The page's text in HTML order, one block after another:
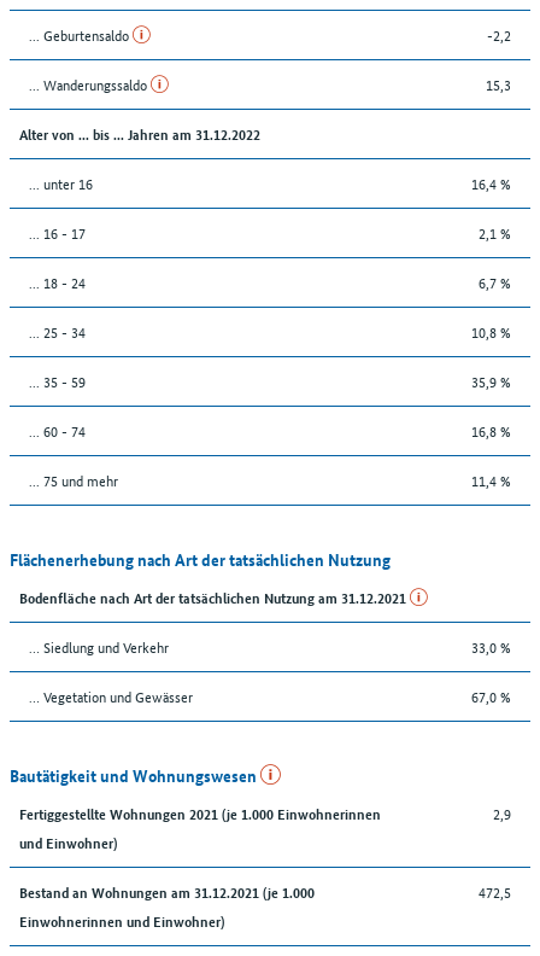
... Geburtensaldo -2,2
... Wanderungssaldo 15,3
Alter von ... bis ... Jahren am 31.12.2022
... unter 16 16,4 %
... 16 - 17 2,1 %
... 18 - 24 6,7 %
... 25 - 34 10,8 %
... 35 - 59 35,9 %
... 60 - 74 16,8 %
... 75 und mehr 11,4 %
Flächenerhebung nach Art der tatsächlichen Nutzung
Bodenfläche nach Art der tatsächlichen Nutzung am 31.12.2021
… Siedlung und Verkehr 33,0 %
… Vegetation und Gewässer 67,0 %
Bautätigkeit und Wohnungswesen
Fertiggestellte Wohnungen 2021 (je 1.000 Einwohnerinnen
und Einwohner)
2,9
Bestand an Wohnungen am 31.12.2021 (je 1.000
Einwohnerinnen und Einwohner)
472,5